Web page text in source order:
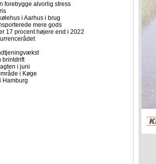
forebygge alvorlig stress
i Aarhus i brug
mere gods
17 procent højere end i 2022
brintdrift
i juni
i Køge
Hamburg